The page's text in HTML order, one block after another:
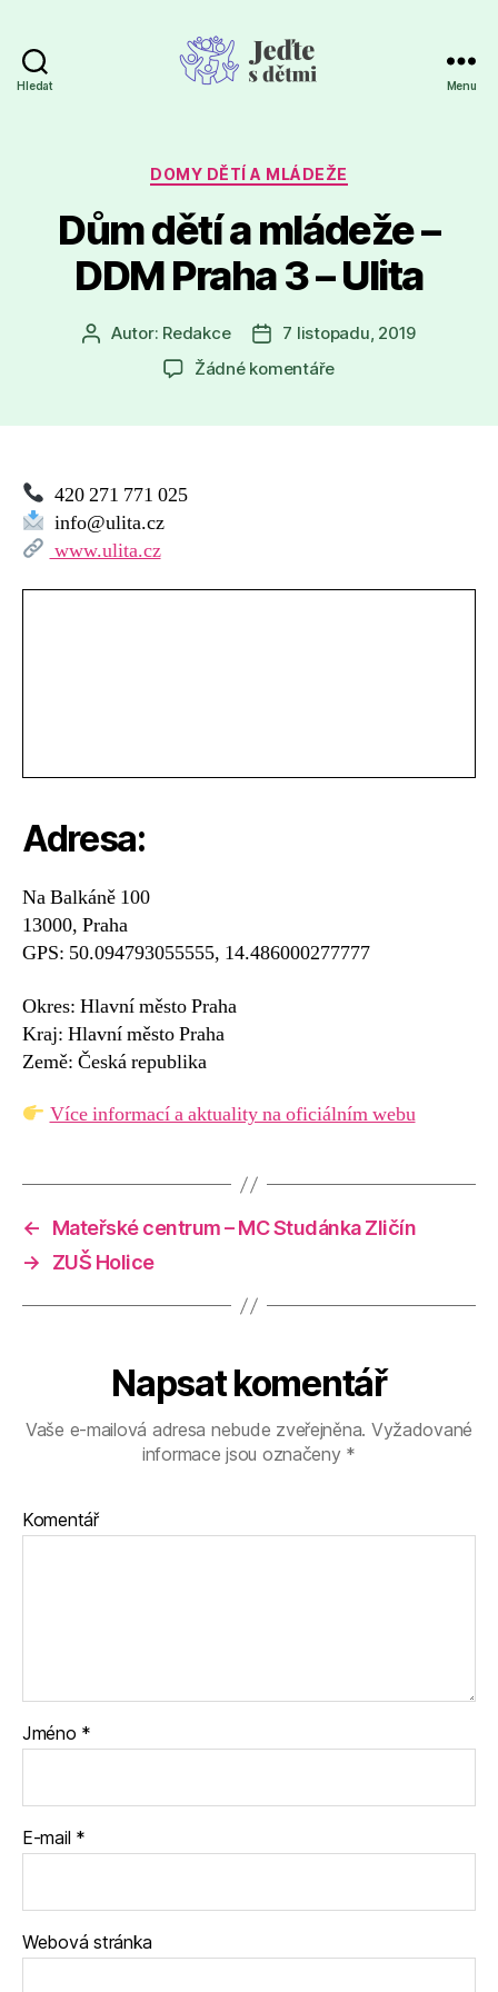
Hledat Menu
Rubriky
DOMY DĚTÍ A MLÁDEŽE
Dům dětí a mládeže –
DDM Praha 3 – Ulita
Autor
příspěvku
Autor: Redakce
Datum
příspěvku
7 listopadu, 2019
Žádné komentářeu
DDM
420 271 771 025
info@ulita.cz
www.ulita.cz
Adresa:
Na Balkáně 100
13000, Praha
GPS: 50.094793055555, 14.486000277777
Okres: Hlavní město Praha
Kraj: Hlavní město Praha
Země: Česká republika
Více informací a aktuality na oficiálním webu
←
Mateřské centrum – MC Studánka Zličín
→
ZUŠ Holice
Napsat komentář
Vaše e-mailová adresa nebude zveřejněna. Vyžadované
informace jsou označeny *
Komentář
Jméno *
E-mail *
Webová stránka